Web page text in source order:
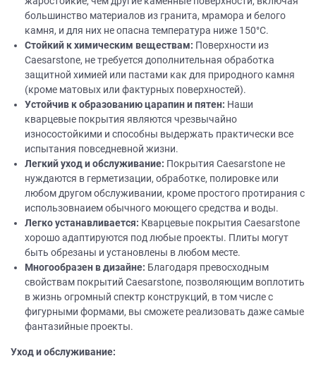
большинство материалов из гранита, мрамора и белого
камня, и для них не опасна температура ниже 150°C.
Стойкий к химическим веществам: Поверхности из
Caesarstone, не требуется дополнительная обработка
защитной химией или пастами как для природного камня
(кроме матовых или фактурных поверхностей).
Устойчив к образованию царапин и пятен: Наши
кварцевые покрытия являются чрезвычайно
износостойкими и способны выдержать практически все
испытания повседневной жизни.
Легкий уход и обслуживание: Покрытия Caesarstone не
нуждаются в герметизации, обработке, полировке или
любом другом обслуживании, кроме простого протирания с
использовнаием обычного моющего средства и воды.
Легко устанавливается: Кварцевые покрытия Caesarstone
хорошо адаптируются под любые проекты. Плиты могут
быть обрезаны и установлены в любом месте.
Многообразен вдизайне: Благодаря превосходным
свойствам покрытий Caesarstone, позволяющим воплотить
в жизнь огромный спектр конструкций, в том числе с
фигурными формами, вы сможете реализовать даже самые
фантазийные проекты.
Уход и обслуживание: